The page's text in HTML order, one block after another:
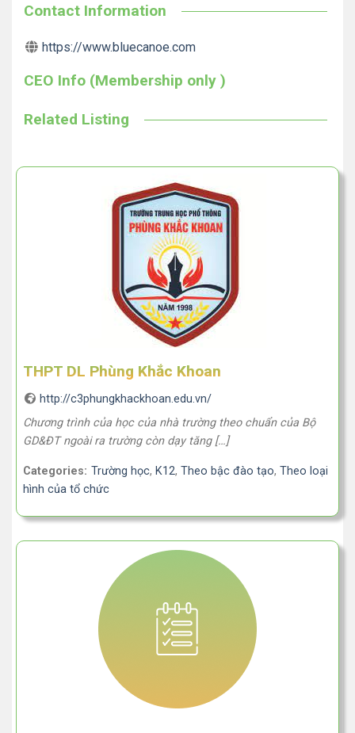
Contact Information
https://www.bluecanoe.com
CEO Info (Membership only )
Related Listing
THPT DL Phùng Khắc Khoan
http://c3phungkhackhoan.edu.vn/
Chương trình của học của nhà trường theo chuẩn của Bộ
GD&ĐT ngoài ra trường còn dạy tăng […]
Categories: Trường học, K12, Theo bậc đào tạo, Theo loại
hình của tổ chức